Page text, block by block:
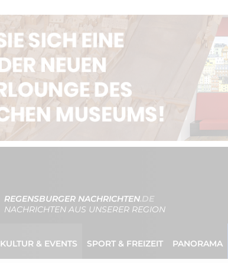
REGENSBURGER NACHRICHTEN.DE
NACHRICHTEN AUS UNSERER REGION
KULTUR & EVENTS SPORT & FREIZEIT PANORAMA